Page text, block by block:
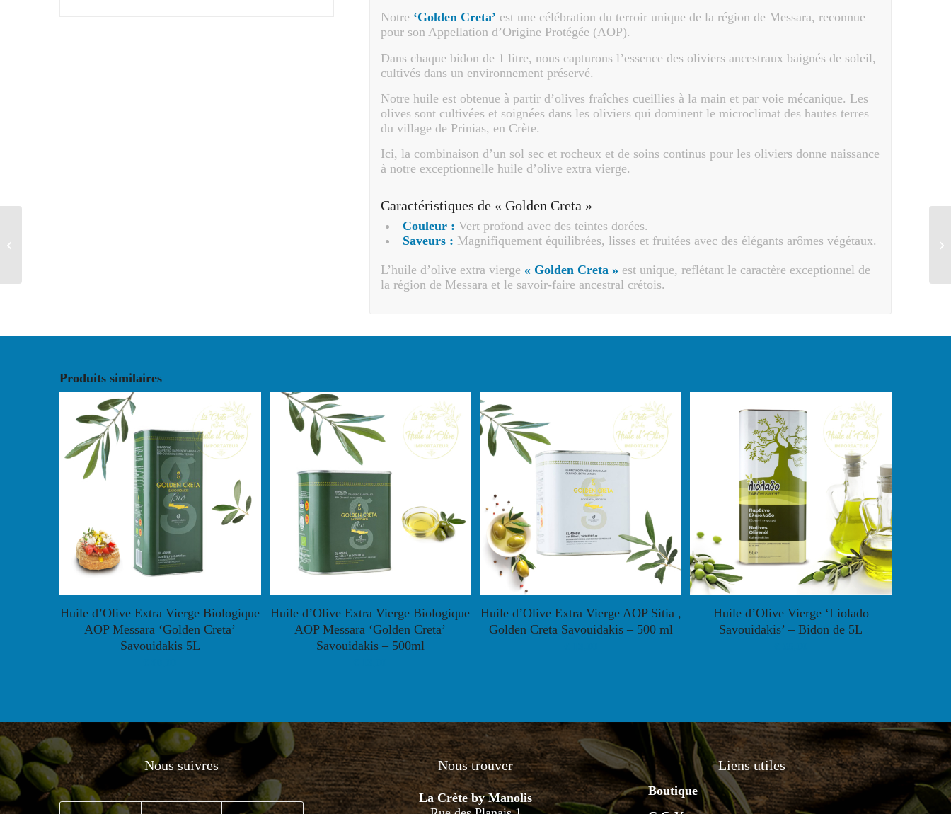
Notre ‘Golden Creta’ est une célébration du terroir unique de la région de Messara, reconnue
pour son Appellation d’Origine Protégée (AOP).
Dans chaque bidon de 1 litre, nous capturons l’essence des oliviers ancestraux baignés de soleil,
cultivés dans un environnement préservé.
Notre huile est obtenue à partir d’olives fraîches cueillies à la main et par voie mécanique. Les
olives sont cultivées et soignées dans les oliviers qui dominent le microclimat des hautes terres
du village de Prinias, en Crète.
Ici, la combinaison d’un sol sec et rocheux et de soins continus pour les oliviers donne naissance
à notre exceptionnelle huile d’olive extra vierge.
Caractéristiques de « Golden Creta »
Couleur : Vert profond avec des teintes dorées.
Saveurs : Magnifiquement équilibrées, lisses et fruitées avec des élégants arômes végétaux.
L’huile d’olive extra vierge « Golden Creta » est unique, reflétant le caractère exceptionnel de
la région de Messara et le savoir-faire ancestral crétois.
Produits similaires
Huile d’Olive Extra Vierge Biologique
AOP Messara ‘Golden Creta’
Savouidakis 5L
Huile d’Olive Extra Vierge Biologique
AOP Messara ‘Golden Creta’
Savouidakis – 500ml
Huile d’Olive Extra Vierge AOP Sitia ,
Golden Creta Savouidakis – 500 ml
Huile d’Olive Vierge ‘Liolado
Savouidakis’ – Bidon de 5L
Nous suivres Nous trouver
La Crète by Manolis
Liens utiles
Boutique